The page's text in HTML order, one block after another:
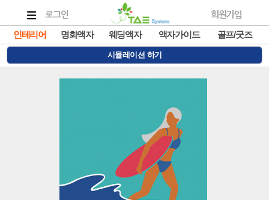
로그인 회원가입
인테리어 명화액자 웨딩액자 액자가이드 골프/굿즈
시뮬레이션 하기